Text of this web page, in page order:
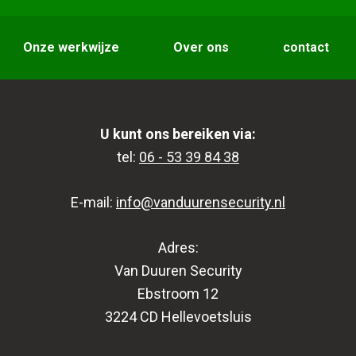
Onze werkwijze Over ons contact
U kunt ons bereiken via:
tel: 06 - 53 39 84 38
E-mail: info@vanduurensecurity.nl
Adres:
Van Duuren Security
Ebstroom 12
3224 CD Hellevoetsluis